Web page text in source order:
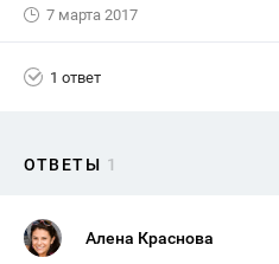
7 марта 2017
1 ответ
ОТВЕТЫ 1
Алена Краснова